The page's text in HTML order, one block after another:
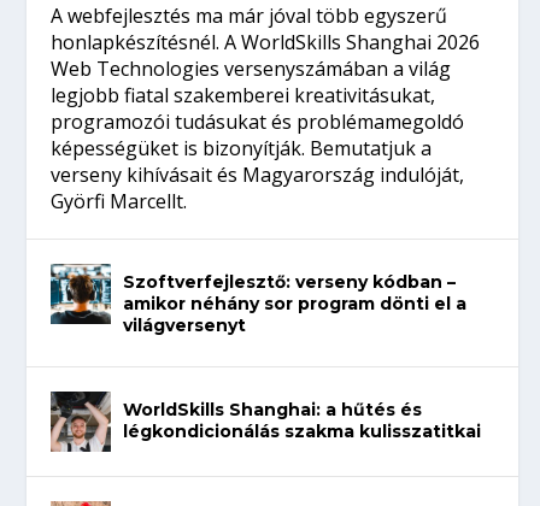
A webfejlesztés ma már jóval több egyszerű
honlapkészítésnél. A WorldSkills Shanghai 2026
Web Technologies versenyszámában a világ
legjobb fiatal szakemberei kreativitásukat,
programozói tudásukat és problémamegoldó
képességüket is bizonyítják. Bemutatjuk a
verseny kihívásait és Magyarország indulóját,
Györfi Marcellt.
Szoftverfejlesztő: verseny kódban –
amikor néhány sor program dönti el a
világversenyt
WorldSkills Shanghai: a hűtés és
légkondicionálás szakma kulisszatitkai